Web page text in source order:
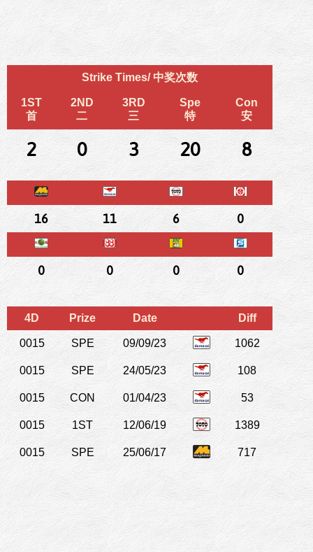
Strike Times/ 中奖次数
1ST
首
2ND
二
3RD
三
Spe
特
Con
安
2 0 3 20 8
16 11 6 0
0 0 0 0
4D Prize Date Diff
0015 SPE 09/09/23 1062
0015 SPE 24/05/23 108
0015 CON 01/04/23 53
0015 1ST 12/06/19 1389
0015 SPE 25/06/17 717